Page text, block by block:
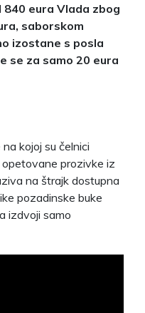
840 eura Vlada zbog
saborskom
izostane s posla
se za samo 20 eura
kojoj su čelnici
prozivke iz
na štrajk dostupna
pozadinske buke
izdvoji samo